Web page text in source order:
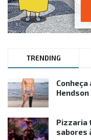
TRENDING
Pizzaria
sabores